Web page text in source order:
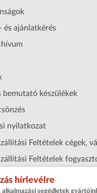
és ajánlatkérés
bemutató készülékek
nyilatkozat
Feltételek cégek,
Feltételek
hírlevélre
alkalmazási segédletek